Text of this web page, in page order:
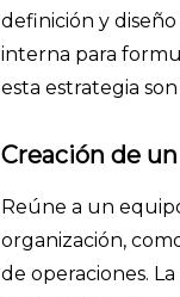
definición y
interna para
esta estrategia
Creación de
Reúne a un
organización,
de operaciones.